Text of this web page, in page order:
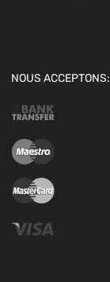
NOUS ACCEPTONS: